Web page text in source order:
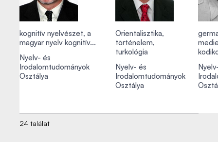
kognitív nyelvészet, a
magyar nyelv kognitív...
Nyelv- és
Irodalomtudományok
Osztálya
Orientalisztika,
történelem,
turkológia
Nyelv- és
Irodalomtudományok
Osztálya
24 találat